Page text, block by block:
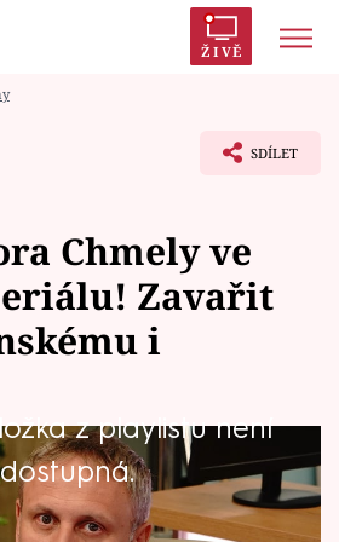
ŽIVĚ
SDÍLET
Chmely ve
Zavařit
i
z playlistu není
dostupná.
se jako seriálový ředitel
předvede.
ještě více rozeštvat